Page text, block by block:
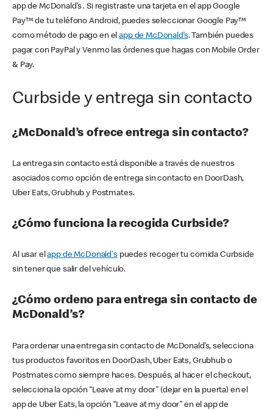
app de McDonald’s . Si registraste una tarjeta en el app Google
Pay™ de tu teléfono Android, puedes seleccionar Google Pay™
como método de pago en elapp de McDonald’s. También puedes
pagar con PayPal y Venmo las órdenes que hagas con Mobile Order
& Pay.
Curbside y entrega sin contacto
¿McDonald’s ofrece entrega sin contacto?
La entrega sin contacto está disponible a través de nuestros
asociados como opción de entrega sin contacto en DoorDash,
Uber Eats, Grubhub y Postmates.
¿Cómo funciona la recogida Curbside?
Al usar elapp de McDonald'spuedes recoger tu comida Curbside
sin tener que salir del vehículo.
¿Cómo ordeno para entrega sin contacto de
McDonald’s?
Para ordenar una entrega sin contacto de McDonald’s, selecciona
tus productos favoritos en DoorDash, Uber Eats, Grubhub o
Postmates como siempre haces. Después, al hacer el checkout,
selecciona la opción “Leave at my door” (dejar en la puerta) en el
app de Uber Eats, la opción “Leave at my door” en el app de